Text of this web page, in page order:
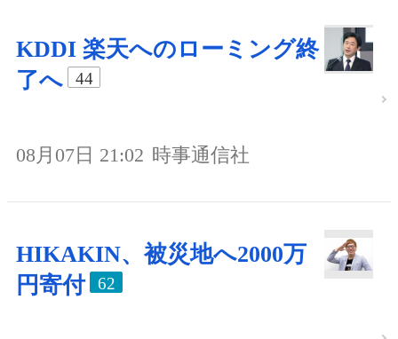
KDDI 楽天へのローミング終
了へ
44
08月07日 21:02 時事通信社
HIKAKIN、被災地へ2000万
円寄付
62